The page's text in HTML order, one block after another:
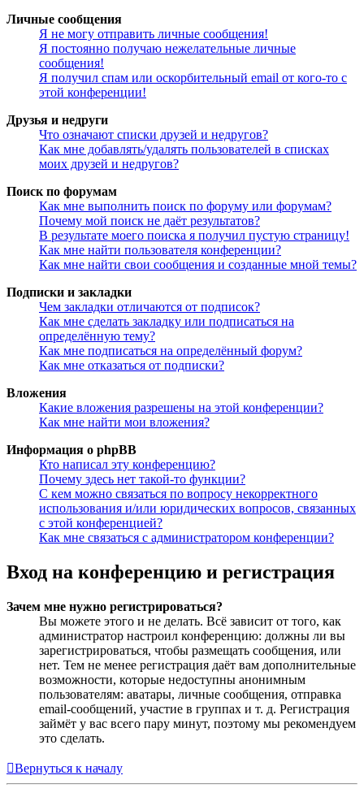
Личные сообщения
Я не могу отправить личные сообщения!
Я постоянно получаю нежелательные личные
сообщения!
Я получил спам или оскорбительный email от кого-то с
этой конференции!
Друзья и недруги
Что означают списки друзей и недругов?
Как мне добавлять/удалять пользователей в списках
моих друзей и недругов?
Поиск по форумам
Как мне выполнить поиск по форуму или форумам?
Почему мой поиск не даёт результатов?
В результате моего поиска я получил пустую страницу!
Как мне найти пользователя конференции?
Как мне найти свои сообщения и созданные мной темы?
Подписки и закладки
Чем закладки отличаются от подписок?
Как мне сделать закладку или подписаться на
определённую тему?
Как мне подписаться на определённый форум?
Как мне отказаться от подписки?
Вложения
Какие вложения разрешены на этой конференции?
Как мне найти мои вложения?
Информация о phpBB
Кто написал эту конференцию?
Почему здесь нет такой-то функции?
С кем можно связаться по вопросу некорректного
использования и/или юридических вопросов, связанных
с этой конференцией?
Как мне связаться с администратором конференции?
Вход на конференцию и регистрация
Зачем мне нужно регистрироваться?
Вы можете этого и не делать. Всё зависит от того, как
администратор настроил конференцию: должны ли вы
зарегистрироваться, чтобы размещать сообщения, или
нет. Тем не менее регистрация даёт вам дополнительные
возможности, которые недоступны анонимным
пользователям: аватары, личные сообщения, отправка
email-сообщений, участие в группах и т. д. Регистрация
займёт у вас всего пару минут, поэтому мы рекомендуем
это сделать.
Вернуться к началу